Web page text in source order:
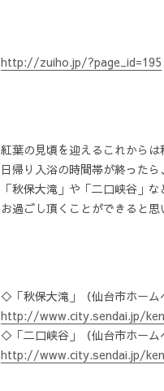
http://zuiho.jp/?page_id=195
紅葉の見頃を迎えるこれからは
日帰り入浴の時間帯が終った
「秋保大滝」や「二口峡谷」
お過ごし頂くことができると思
◇「秋保大滝」（仙台市ホーム
http://www.city.sendai.jp/
◇「二口峡谷」（仙台市ホーム
http://www.city.sendai.jp/